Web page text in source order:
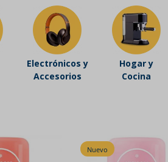
Electrónicos y
Accesorios
Hogar y
Cocina
Oferta